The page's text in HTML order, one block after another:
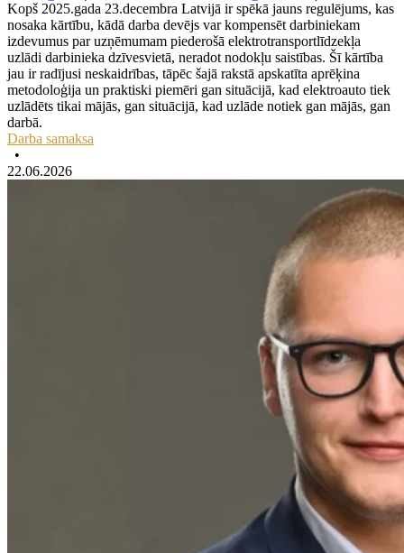
Kopš 2025.gada 23.decembra Latvijā ir spēkā jauns regulējums, kas
nosaka kārtību, kādā darba devējs var kompensēt darbiniekam
izdevumus par uzņēmumam piederošā elektrotransportlīdzekļa
uzlādi darbinieka dzīvesvietā, neradot nodokļu saistības. Šī kārtība
jau ir radījusi neskaidrības, tāpēc šajā rakstā apskatīta aprēķina
metodoloģija un praktiski piemēri gan situācijā, kad elektroauto tiek
uzlādēts tikai mājās, gan situācijā, kad uzlāde notiek gan mājās, gan
darbā.
Darba samaksa
•
22.06.2026